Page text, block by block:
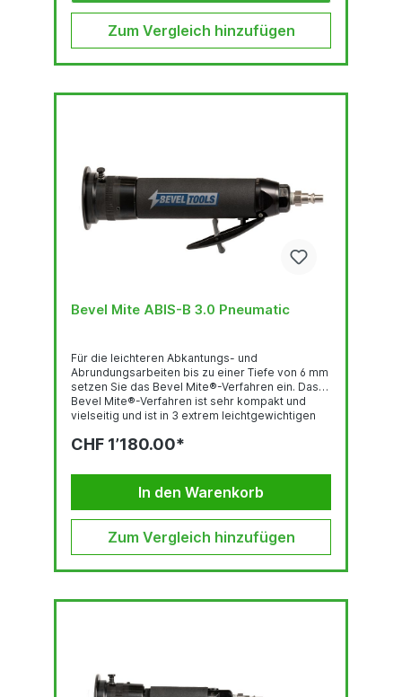
Zum Vergleich hinzufügen
Bevel Mite ABIS-B 3.0 Pneumatic
Für die leichteren Abkantungs- und
Abrundungsarbeiten bis zu einer Tiefe von 6 mm
setzen Sie das Bevel Mite®-Verfahren ein. Das
Bevel Mite®-Verfahren ist sehr kompakt und
vielseitig und ist in 3 extrem leichtgewichtigen
pneumatischen oder Akku Motor Das Bevel
Qualität ist von langer Lebensdauer ist praktisch
verlangt lediglich minimale körperliche...
CHF 1’180.00*
In den Warenkorb
Zum Vergleich hinzufügen